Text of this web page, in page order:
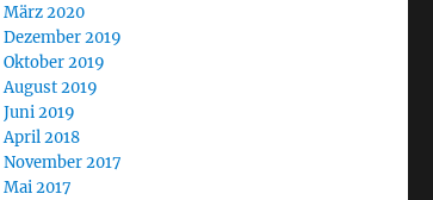
März 2020
Dezember 2019
Oktober 2019
August 2019
Juni 2019
April 2018
November 2017
Mai 2017